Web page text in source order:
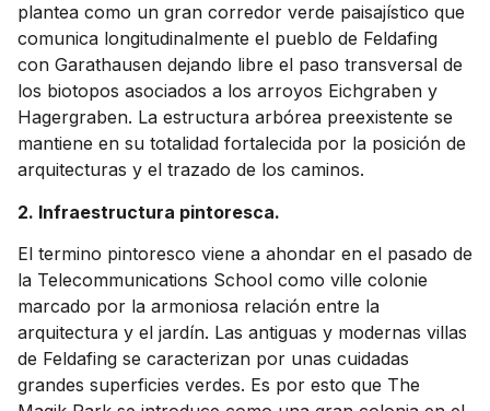
plantea como un gran corredor verde paisajístico que
comunica longitudinalmente el pueblo de Feldafing
con Garathausen dejando libre el paso transversal de
los biotopos asociados a los arroyos Eichgraben y
Hagergraben. La estructura arbórea preexistente se
mantiene en su totalidad fortalecida por la posición de
arquitecturas y el trazado de los caminos.
2. Infraestructura pintoresca.
El termino pintoresco viene a ahondar en el pasado de
la Telecommunications School como ville colonie
marcado por la armoniosa relación entre la
arquitectura y el jardín. Las antiguas y modernas villas
de Feldafing se caracterizan por unas cuidadas
grandes superficies verdes. Es por esto que The